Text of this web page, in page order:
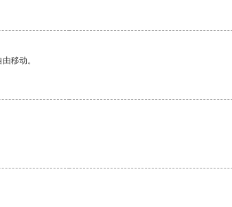
移动。